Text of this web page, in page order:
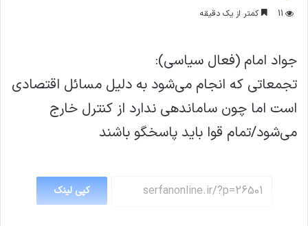
ایمیل
11
کمتر از یک دقیقه
جواد امام (فعال سیاسی):
تجمعاتی که انجام می‌شود به دلیل مسائل اقتصادی
است اما چون ساماندهی ندارد از کنترل خارج
می‌شود/تمام قوا باید پاسخگو باشند
کپی لینک